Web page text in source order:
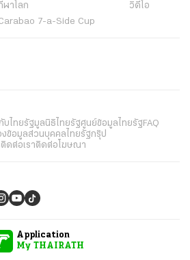
ฬาโลก
วิดีโอ
7-a-Side Cup
บไทยรัฐมูลนิธิไทยรัฐศูนย์ข้อมูลไทยรัฐFAQ
ข้อมูลส่วนบุคคลไทยรัฐกรุ๊ป
ติดต่อเราติดต่อโฆษณา
Application
My THAIRATH